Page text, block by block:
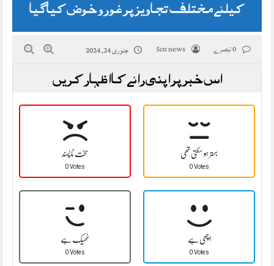
کیلئے مختلف تجاویز پر غورو خوض کیا گیا
5cn news جنوری 24, 2024
اس خبر پر اپنی رائے کا اظہار کریں
سخت نا پسند
0 Votes
بہتر ہو سکتی تھی
0 Votes
ٹھیک ہے
0 Votes
اچھی ہے
0 Votes